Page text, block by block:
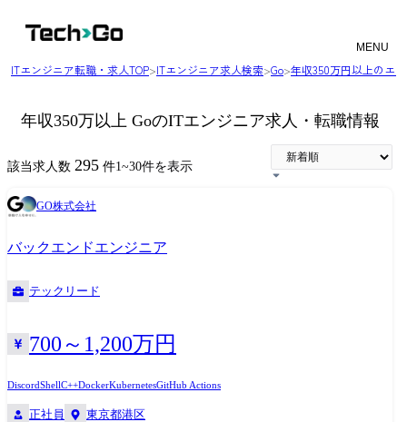
MENU
ITエンジニア転職・求人TOP>ITエンジニア求人検索>Go>年収350万円以上のエ
年収350万以上 GoのITエンジニア求人・転職情報
該当求人数 295 件1~30件を表示
GO株式会社
バックエンドエンジニア
テックリード
700～1,200万円
DiscordShellC++DockerKubernetesGitHub Actions
正社員 東京都港区